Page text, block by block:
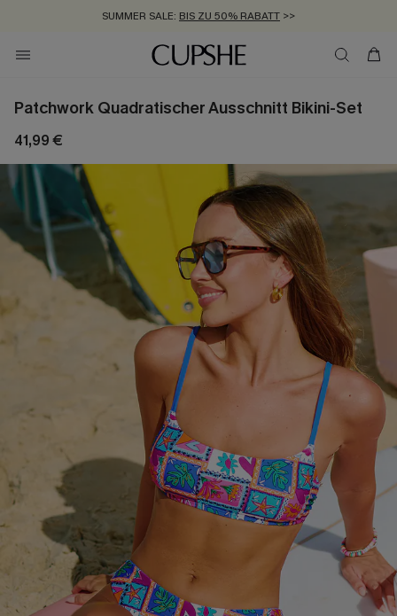
SUMMER SALE: BIS ZU 50% RABATT >>
ZUM NEWSLETTER:BIS ZU -20% EXTRA ERHALTEN
KOSTENLOSER VERSAND AB 89 €
Patchwork Quadratischer Ausschnitt Bikini-Set
41,99 €